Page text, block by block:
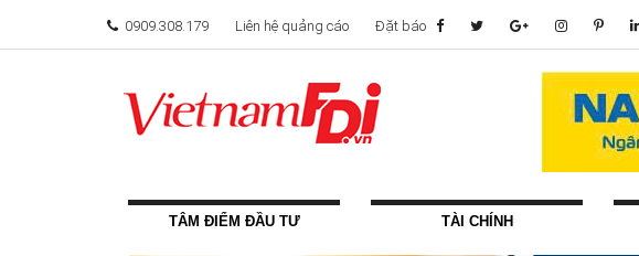
0909.308.179 Liên hệ quảng cáo Đặt báo
TÂM ĐIỂM ĐẦU TƯ TÀI CHÍNH